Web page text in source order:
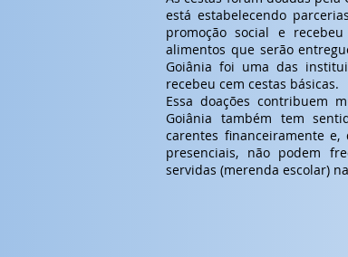
está estabelecendo
promoção social e
alimentos que serão
Goiânia foi uma das
recebeu cem cestas básicas.
Essa doações contribuem
Goiânia também tem
carentes financeiramente
presenciais, não podem
servidas (merenda escolar)